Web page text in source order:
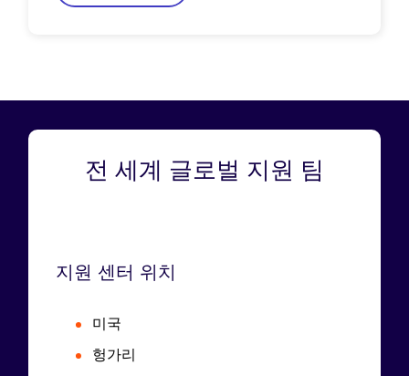
전 세계 글로벌 지원 팀
지원 센터 위치
미국
헝가리